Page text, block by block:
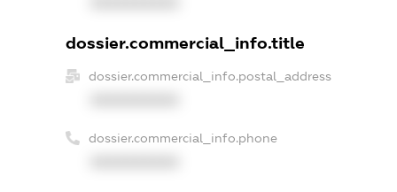
dossier.commercial_info.title
dossier.commercial_info.postal_address
dossier.commercial_info.phone